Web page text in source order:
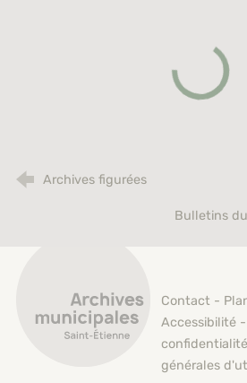
Archives figurées
Bulletins
Contact -
Accessibilité -
confidentialité
générales